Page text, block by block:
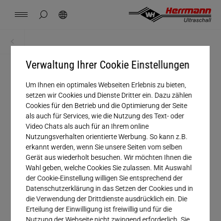
Verwaltung Ihrer Cookie Einstellungen
Um Ihnen ein optimales Webseiten Erlebnis zu bieten,
setzen wir Cookies und Dienste Dritter ein. Dazu zählen
Cookies für den Betrieb und die Optimierung der Seite
als auch für Services, wie die Nutzung des Text- oder
Video Chats als auch für an Ihrem online
Nutzungsverhalten orientierte Werbung. So kann z.B.
erkannt werden, wenn Sie unsere Seiten vom selben
Gerät aus wiederholt besuchen. Wir möchten Ihnen die
Wahl geben, welche Cookies Sie zulassen. Mit Auswahl
der Cookie-Einstellung willigen Sie entsprechend der
Datenschutzerklärung in das Setzen der Cookies und in
die Verwendung der Drittdienste ausdrücklich ein. Die
Erteilung der Einwilligung ist freiwillig und für die
Seitensuche schließen
Herrmann Engineering
Branchenlösung
Schweißen mit Ultraschall
Produkte
Unternehmen
China 中文 english
Mexico español
Hungary magyar
Japan 日本語
Downloads
Anrede
Unternehmen
Vorname
Nachname
E-Mail*
Telefonnummer